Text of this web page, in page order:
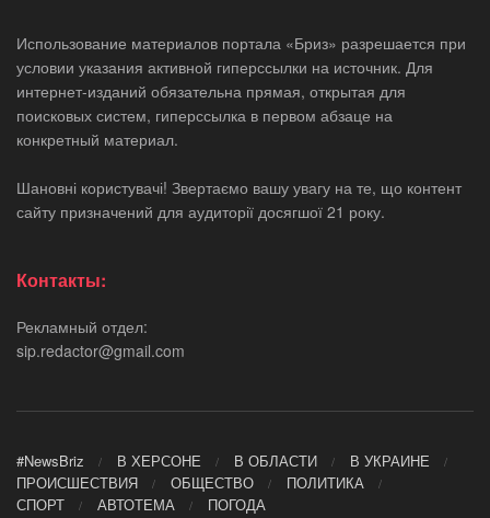
Использование материалов портала «Бриз» разрешается при
условии указания активной гиперссылки на источник. Для
интернет-изданий обязательна прямая, открытая для
поисковых систем, гиперссылка в первом абзаце на
конкретный материал.
Шановні користувачі! Звертаємо вашу увагу на те, що контент
сайту призначений для аудиторії досягшої 21 року.
Контакты:
Рекламный отдел:
sip.redactor@gmail.com
#NewsBriz В ХЕРСОНЕ В ОБЛАСТИ
В УКРАИНЕ
ПРОИСШЕСТВИЯ
ОБЩЕСТВО
ПОЛИТИКА
СПОРТ
АВТОТЕМА ПОГОДА